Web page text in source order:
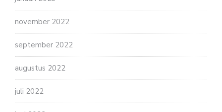
november 2022
september 2022
augustus 2022
juli 2022